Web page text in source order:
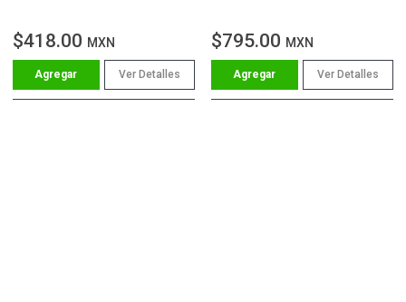
$418.00 MXN
Ver Detalles
$795.00 MXN
Ver Detalles